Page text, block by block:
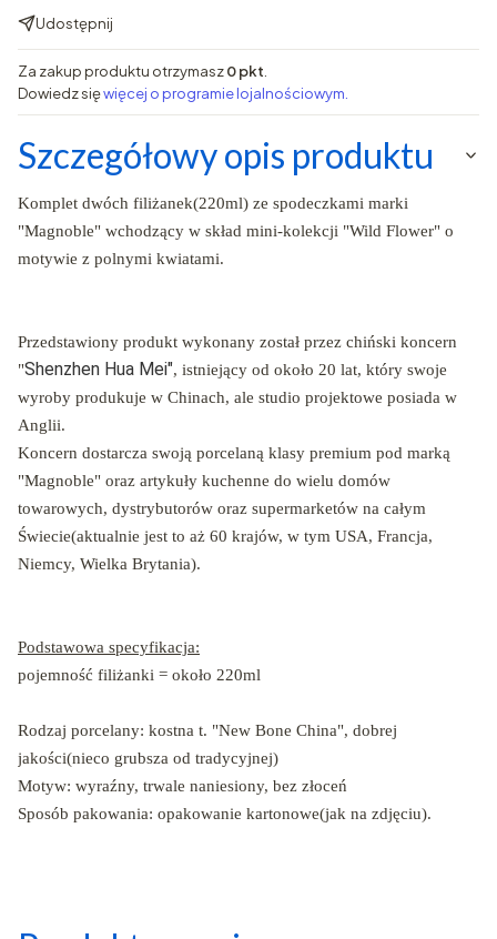
Udostępnij
Za zakup produktu otrzymasz0 pkt
Dowiedz sięwięcej o programie lojalnościowym.
Szczegółowy opis produktu
Komplet dwóch filiżanek(220ml) ze spodeczkami marki
"Magnoble" wchodzący w skład mini-kolekcji "Wild Flower" o
motywie z polnymi kwiatami.
Przedstawiony produkt wykonany został przez chiński koncern
"Shenzhen Hua Mei", istniejący od około 20 lat, który swoje
wyroby produkuje w Chinach, ale studio projektowe posiada w
Anglii.
Koncern dostarcza swoją porcelaną klasy premium pod marką
"Magnoble" oraz artykuły kuchenne do wielu domów
towarowych, dystrybutorów oraz supermarketów na całym
Świecie(aktualnie jest to aż 60 krajów, w tym USA, Francja,
Niemcy, Wielka Brytania).
Podstawowa specyfikacja:
pojemność filiżanki = około 220ml
Rodzaj porcelany: kostna t. "New Bone China", dobrej
jakości(nieco grubsza od tradycyjnej)
Motyw: wyraźny, trwale naniesiony, bez złoceń
Sposób pakowania: opakowanie kartonowe(jak na zdjęciu).